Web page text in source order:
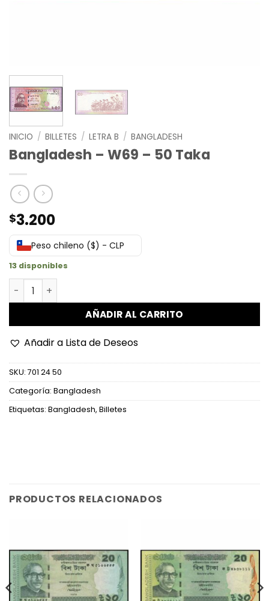
INICIO / BILLETES / LETRA B / BANGLADESH
Bangladesh – W69 – 50 Taka
$3.200
Peso chileno ($) - CLP
13 disponibles
Bangladesh - W69 - 50 Taka cantidad
AÑADIR AL CARRITO
Añadir a Lista de Deseos
SKU: 701 24 50
Categoría: Bangladesh
Etiquetas: Bangladesh, Billetes
PRODUCTOS RELACIONADOS